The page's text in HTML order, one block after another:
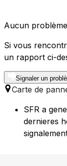
Aucun
Si vous
un rapport ci-
Signaler un
Carte de
SFR a
dernieres